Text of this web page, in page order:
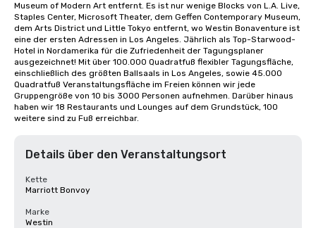
Museum of Modern Art entfernt. Es ist nur wenige Blocks von L.A. Live,
Staples Center, Microsoft Theater, dem Geffen Contemporary Museum,
dem Arts District und Little Tokyo entfernt, wo Westin Bonaventure ist
eine der ersten Adressen in Los Angeles. Jährlich als Top-Starwood-
Hotel in Nordamerika für die Zufriedenheit der Tagungsplaner
ausgezeichnet! Mit über 100.000 Quadratfuß flexibler Tagungsfläche,
einschließlich des größten Ballsaals in Los Angeles, sowie 45.000
Quadratfuß Veranstaltungsfläche im Freien können wir jede
Gruppengröße von 10 bis 3000 Personen aufnehmen. Darüber hinaus
haben wir 18 Restaurants und Lounges auf dem Grundstück, 100
weitere sind zu Fuß erreichbar.
Details über den Veranstaltungsort
Kette
Marriott Bonvoy
Marke
Westin